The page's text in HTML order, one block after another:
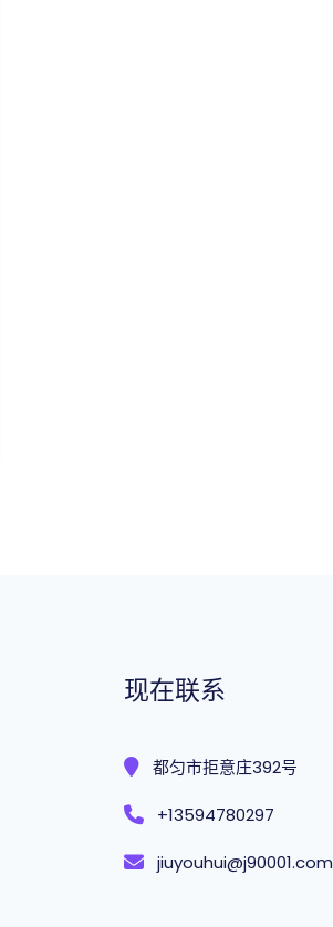
现在联系
都匀市拒意庄392号
+13594780297
jiuyouhui@j90001.com